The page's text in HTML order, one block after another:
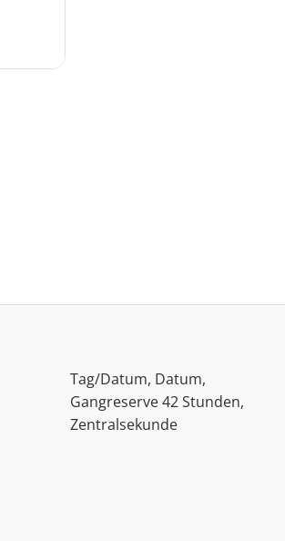
Tag/Datum, Datum,
Gangreserve 42 Stunden,
Zentralsekunde